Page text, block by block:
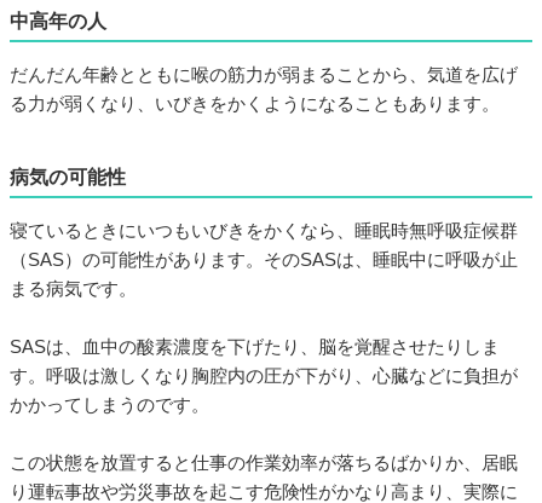
中高年の人
だんだん年齢とともに喉の筋力が弱まることから、気道を広げ
る力が弱くなり、いびきをかくようになることもあります。
病気の可能性
寝ているときにいつもいびきをかくなら、睡眠時無呼吸症候群
（SAS）の可能性があります。そのSASは、睡眠中に呼吸が止
まる病気です。
SASは、血中の酸素濃度を下げたり、脳を覚醒させたりしま
す。呼吸は激しくなり胸腔内の圧が下がり、心臓などに負担が
かかってしまうのです。
この状態を放置すると仕事の作業効率が落ちるばかりか、居眠
り運転事故や労災事故を起こす危険性がかなり高まり、実際に